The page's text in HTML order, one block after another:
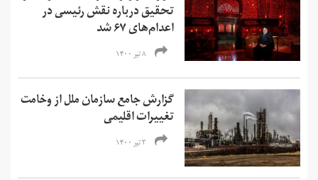
تحقیق درباره نقش رئیسی در
اعدام‌های ۶۷ شد
۸ تیر ۱۴۰۰
گزارش جامع سازمان ملل از وخامت
تغییرات اقلیمی
۳ تیر ۱۴۰۰